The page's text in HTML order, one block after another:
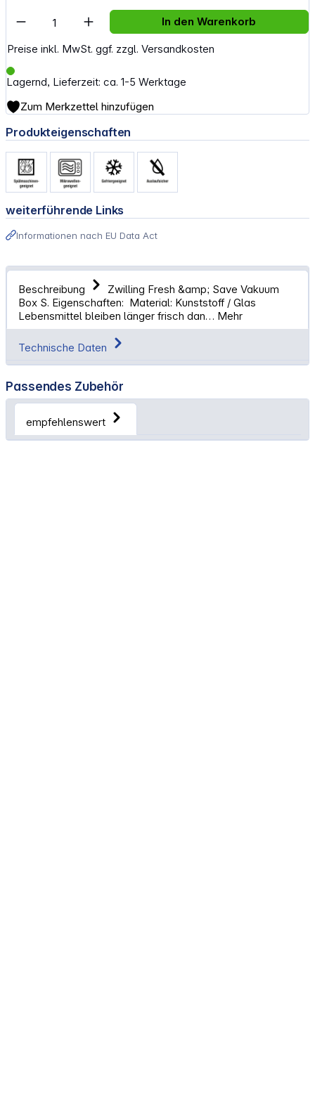
Preise inkl. MwSt. ggf. zzgl. Versandkosten
Lagernd, Lieferzeit: ca. 1-5 Werktage
Artikel Anzahl: Gib den gewünschten
In den Warenkorb
Zum Merkzettel hinzufügen
Produkteigenschaften
weiterführende Links
Informationen nach EU Data Act
Beschreibung
Zwilling Fresh &amp; Save Vakuum
Box S. Eigenschaften: Material: Kunststoff / Glas
Lebensmittel bleiben länger frisch dan… Mehr
Technische Daten
Passendes Zubehör
empfehlenswert